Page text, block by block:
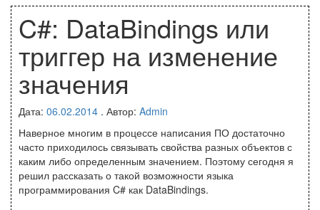
C#: DataBindings или
триггер на изменение
значения
Дата: 06.02.2014 . Автор: Admin
Наверное многим в процессе написания ПО достаточно
часто приходилось связывать свойства разных объектов с
каким либо определенным значением. Поэтому сегодня я
решил рассказать о такой возможности языка
программирования C# как DataBindings.